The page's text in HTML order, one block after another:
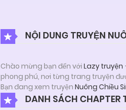
NỘI DUNG TRUYỆN
Chào mừng bạn đến với Lazy truyện
phong phú, nơi từng trang truyện
Bạn đang xem truyện Nuông Chiều
DANH SÁCH CHAPTER